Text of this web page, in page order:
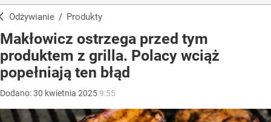
Odżywianie / Produkty
Makłowicz ostrzega przed tym
produktem z grilla. Polacy wciąż
popełniają ten błąd
Dodano:30 kwietnia 20259:55